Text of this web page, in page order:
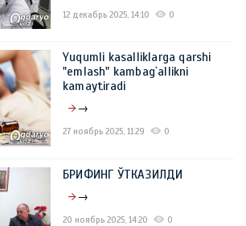
12 декабрь 2025, 14:10 0
Yuqumli kasalliklarga qarshi
"emlash" kambag`allikni
kamaytiradi
→
27 ноябрь 2025, 11:29 0
БРИФИНГ ЎТКАЗИЛДИ
→
20 ноябрь 2025, 14:20 0